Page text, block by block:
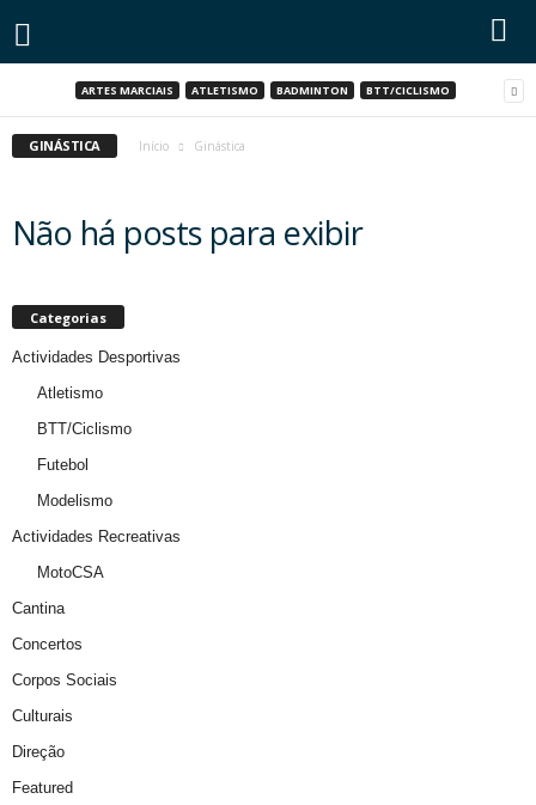
ARTES MARCIAIS ATLETISMO BADMINTON BTT/CICLISMO
GINÁSTICA Início Ginástica
Não há posts para exibir
Categorias
Actividades Desportivas
Atletismo
BTT/Ciclismo
Futebol
Modelismo
Actividades Recreativas
MotoCSA
Cantina
Concertos
Corpos Sociais
Culturais
Direção
Featured